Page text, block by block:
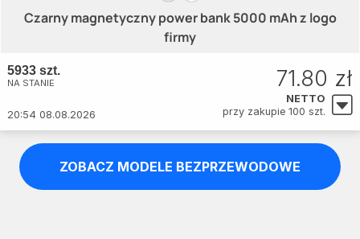
Czarny magnetyczny power bank 5000 mAh z logo
firmy
5933 szt.
NA STANIE
20:54 08.08.2026
71.80 zł
NETTO
przy zakupie 100 szt.
ZOBACZ MODELE BEZPRZEWODOWE